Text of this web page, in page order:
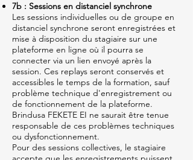
7b : Sessions en distanciel synchrone
Les sessions individuelles ou de groupe en
distanciel synchrone seront enregistrées et
mise à disposition du stagiaire sur une
plateforme en ligne où il pourra se
connecter via un lien envoyé après la
session. Ces replays seront conservés et
accessibles le temps de la formation, sauf
problème technique d'enregistrement ou
de fonctionnement de la plateforme.
Brindusa FEKETE EI ne saurait être tenue
responsable de ces problèmes techniques
ou dysfonctionnement.
Pour des sessions collectives, le stagiaire